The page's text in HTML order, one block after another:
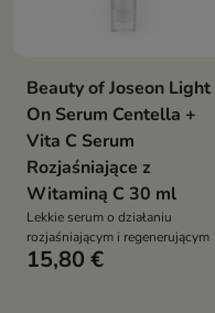
Beauty of Joseon Light
On Serum Centella +
Vita C Serum
Rozjaśniające z
Witaminą C 30 ml
Lekkie serum o działaniu
rozjaśniającym i regenerującym
15,80 €